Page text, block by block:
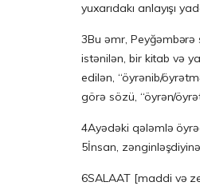
yuxarıdakı anlayışı
3Bu əmr, Peyğəmbərə
istənilən, bir kitab və
edilən, “öyrənib/
görə sözü, “öyrən/
4Ayədəki qələmlə
5İnsan,
6SALAAT [maddi və